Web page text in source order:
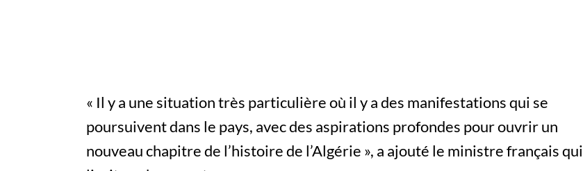
« Il y a une situation très particulière où il y a des manifestations qui se
poursuivent dans le pays, avec des aspirations profondes pour ouvrir un
nouveau chapitre de l’histoire de l’Algérie », a ajouté le ministre français qui